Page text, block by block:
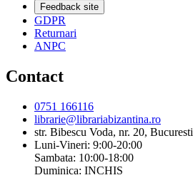
Feedback site
GDPR
Returnari
ANPC
Contact
0751 166116
librarie@librariabizantina.ro
str. Bibescu Voda, nr. 20, Bucuresti
Luni-Vineri: 9:00-20:00
Sambata: 10:00-18:00
Duminica: INCHIS